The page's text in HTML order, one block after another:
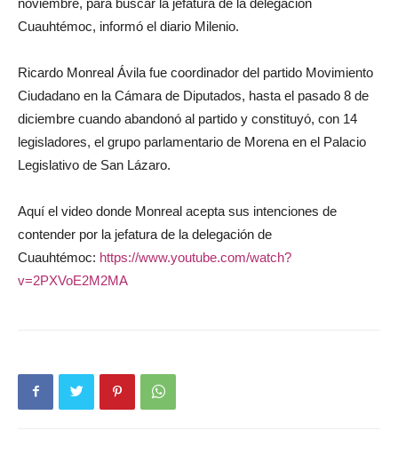
Cuauhtémoc, informó el diario Milenio.
Ricardo Monreal Ávila fue coordinador del partido Movimiento
Ciudadano en la Cámara de Diputados, hasta el pasado 8 de
diciembre cuando abandonó al partido y constituyó, con 14
legisladores, el grupo parlamentario de Morena en el Palacio
Legislativo de San Lázaro.
Aquí el video donde Monreal acepta sus intenciones de
contender por la jefatura de la delegación de
Cuauhtémoc: https://www.youtube.com/watch?
v=2PXVoE2M2MA